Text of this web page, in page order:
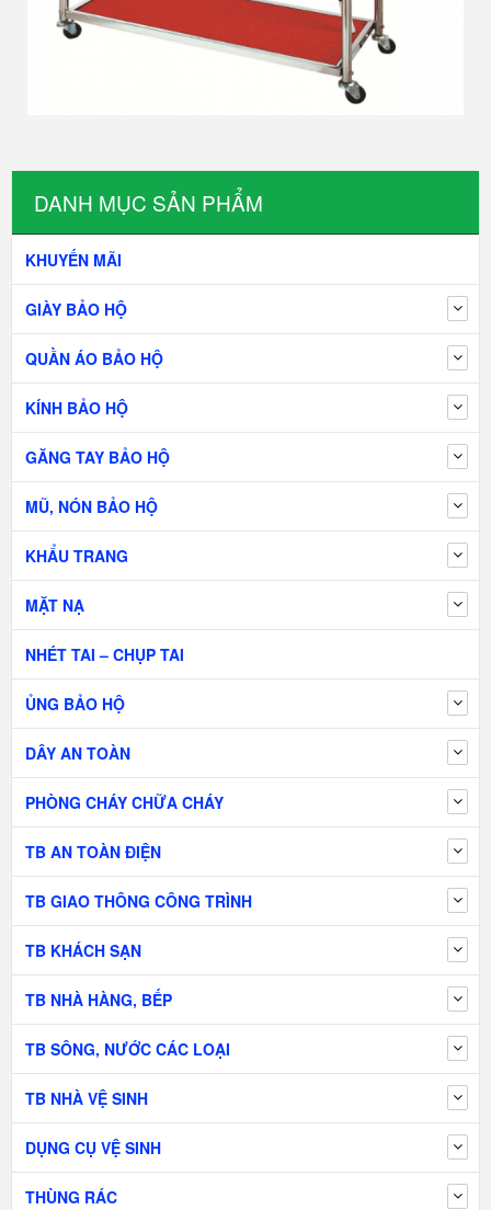
DANH MỤC SẢN PHẨM
KHUYẾN MÃI
GIÀY BẢO HỘ
QUẦN ÁO BẢO HỘ
KÍNH BẢO HỘ
GĂNG TAY BẢO HỘ
MŨ, NÓN BẢO HỘ
KHẨU TRANG
MẶT NẠ
NHÉT TAI – CHỤP TAI
ỦNG BẢO HỘ
DÂY AN TOÀN
PHÒNG CHÁY CHỮA CHÁY
TB AN TOÀN ĐIỆN
TB GIAO THÔNG CÔNG TRÌNH
TB KHÁCH SẠN
TB NHÀ HÀNG, BẾP
TB SÔNG, NƯỚC CÁC LOẠI
TB NHÀ VỆ SINH
DỤNG CỤ VỆ SINH
THÙNG RÁC